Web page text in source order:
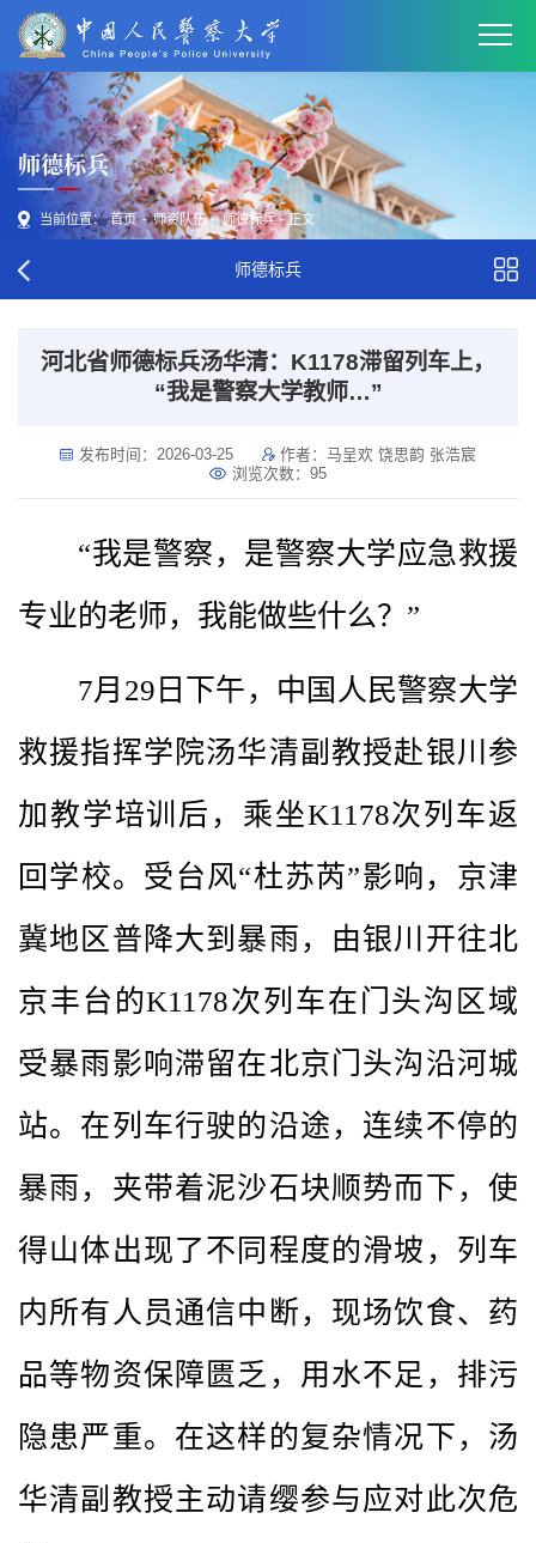
师德标兵
当前位置： 首页 - 师资队伍 - 师德标兵 - 正文
师德标兵
河北省师德标兵汤华清：K1178滞留列车上，
“我是警察大学教师…”
发布时间：2026-03-25
作者：马呈欢 饶思韵 张浩宸
浏览次数： 95
“我是警察，是警察大学应急救援
专业的老师，我能做些什么？”
7月29日下午，中国人民警察大学
救援指挥学院汤华清副教授赴银川参
加教学培训后，乘坐K1178次列车返
回学校。受台风“杜苏芮”影响，京津
冀地区普降大到暴雨，由银川开往北
京丰台的K1178次列车在门头沟区域
受暴雨影响滞留在北京门头沟沿河城
站。在列车行驶的沿途，连续不停的
暴雨，夹带着泥沙石块顺势而下，使
得山体出现了不同程度的滑坡，列车
内所有人员通信中断，现场饮食、药
品等物资保障匮乏，用水不足，排污
隐患严重。在这样的复杂情况下，汤
华清副教授主动请缨参与应对此次危